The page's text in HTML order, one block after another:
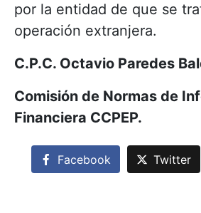
por la entidad de que se
operación extranjera.
C.P.C. Octavio Paredes
Comisión de Normas de
Financiera CCPEP.
Facebook Twitter